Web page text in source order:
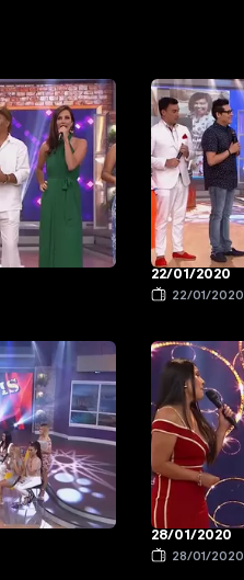
22/01/2020
22/01/2020
28/01/2020
28/01/2020